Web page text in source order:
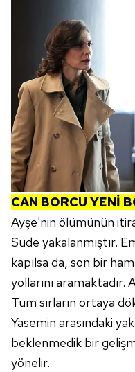
CAN BORCU YENİ
Ayşe'nin ölümünün
Sude yakalanmıştır.
kapılsa da, son bir
yollarını
Tüm sırların ortaya
Yasemin arasındaki
beklenmedik bir
yönelir.